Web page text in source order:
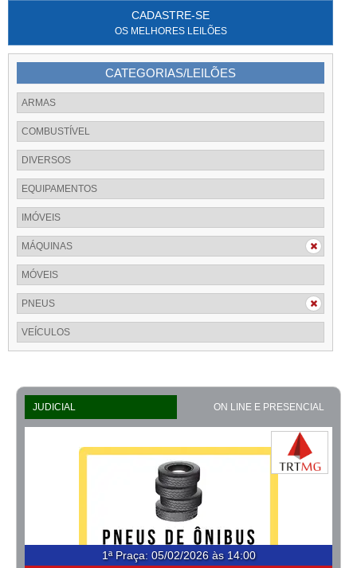
CADASTRE-SE
OS MELHORES LEILÕES
CATEGORIAS/LEILÕES
ARMAS
COMBUSTÍVEL
DIVERSOS
EQUIPAMENTOS
IMÓVEIS
MÁQUINAS
MÓVEIS
PNEUS
VEÍCULOS
JUDICIAL ON LINE E PRESENCIAL
1ª Praça: 05/02/2026 às 14:00